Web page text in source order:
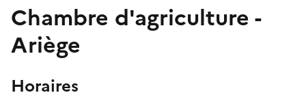
Chambre d'agriculture -
Ariège
Horaires